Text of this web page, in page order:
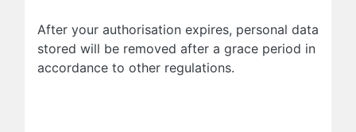
After your authorisation expires, personal data
stored will be removed after a grace period in
accordance to other regulations.